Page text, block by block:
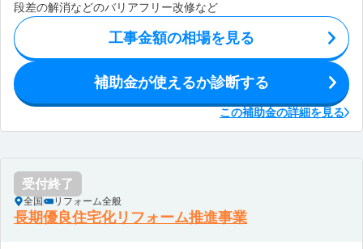
段差の解消などのバリアフリー改修など
工事金額の相場を見る
補助金が使えるか診断する
この補助金の詳細を見る
受付終了
全国 リフォーム全般
長期優良住宅化リフォーム推進事業